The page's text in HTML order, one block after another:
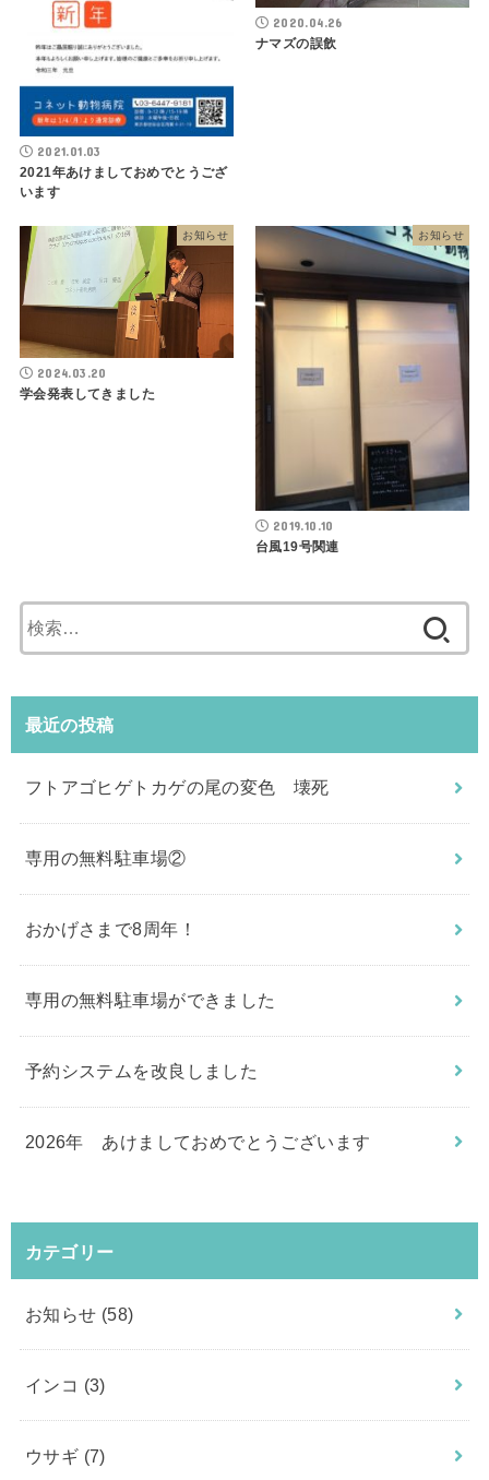
2021.01.03
2021年あけましておめでとうござ
います
2020.04.26
ナマズの誤飲
お知らせ
2024.03.20
学会発表してきました
お知らせ
2019.10.10
台風19号関連
索:
最近の投稿
フトアゴヒゲトカゲの尾の変色 壊死
専用の無料駐車場②
おかげさまで8周年！
専用の無料駐車場ができました
予約システムを改良しました
2026年 あけましておめでとうございます
カテゴリー
お知らせ (58)
インコ (3)
ウサギ (7)